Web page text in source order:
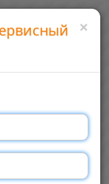
в России
×